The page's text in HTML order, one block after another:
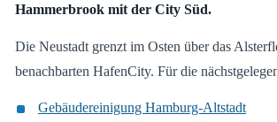
Hammerbrook mit der City Süd.
Die Neustadt grenzt im Osten über das
benachbarten HafenCity. Für die
Gebäudereinigung Hamburg-Altstadt